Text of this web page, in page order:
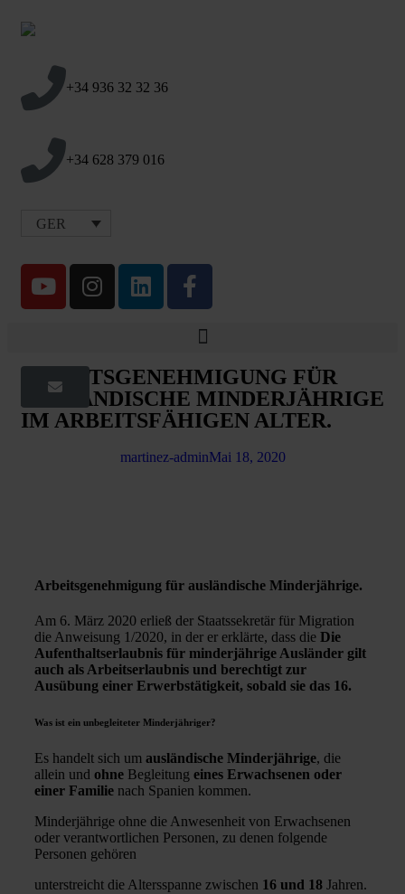
+34 936 32 32 36
+34 628 379 016
GER
ARBEITSGENEHMIGUNG FÜR
AUSLÄNDISCHE MINDERJÄHRIGE
IM ARBEITSFÄHIGEN ALTER.
martinez-adminMai 18, 2020
Arbeitsgenehmigung für ausländische Minderjährige.
Am 6. März 2020 erließ der Staatssekretär für Migration
die Anweisung 1/2020, in der er erklärte, dass die Die
Aufenthaltserlaubnis für minderjährige Ausländer gilt
auch als Arbeitserlaubnis und berechtigt zur
Ausübung einer Erwerbstätigkeit, sobald sie das 16.
Was ist ein unbegleiteter Minderjähriger?
Es handelt sich um ausländische Minderjährige, die
allein und ohne Begleitung eines Erwachsenen oder
einer Familie nach Spanien kommen.
Minderjährige ohne die Anwesenheit von Erwachsenen
oder verantwortlichen Personen, zu denen folgende
Personen gehören
unterstreicht die Altersspanne zwischen 16 und 18 Jahren.